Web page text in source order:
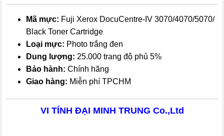
Mã mực: Fuji Xerox DocuCentre-IV 3070/4070/5070/
Black Toner Cartridge
Loại mực: Photo trắng đen
Dung lượng: 25.000 trang độ phủ 5%
Bảo hành: Chính hãng
Giao hàng: Miễn phí TPCHM
VI TÍNH ĐẠI MINH TRUNG Co.,Ltd